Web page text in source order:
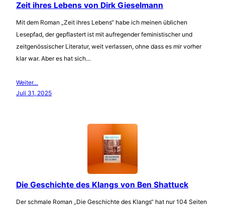
Zeit ihres Lebens von Dirk Gieselmann
Mit dem Roman „Zeit ihres Lebens“ habe ich meinen üblichen
Lesepfad, der gepflastert ist mit aufregender feministischer und
zeitgenössischer Literatur, weit verlassen, ohne dass es mir vorher
klar war. Aber es hat sich…
Weiter…
Juli 31, 2025
Die Geschichte des Klangs von Ben Shattuck
Der schmale Roman „Die Geschichte des Klangs“ hat nur 104 Seiten